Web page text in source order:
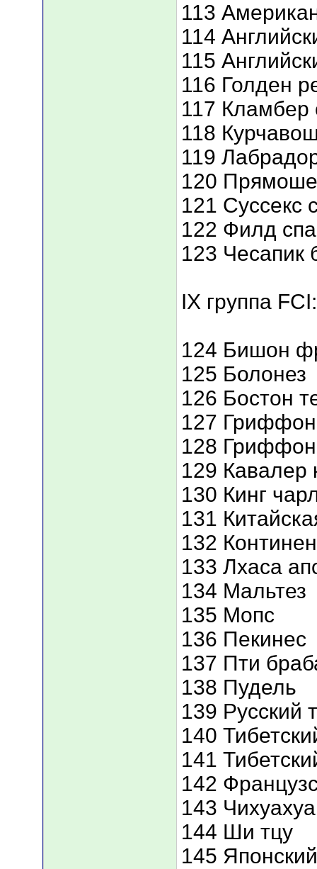
113
114
115
116 Голден
117 Кламбер
118
119
120
121 Суссекс
122 Филд
123 Чесапик
IX группа FCI:
124 Бишон
125 Болонез
126 Бостон
127 Гриффон
128
129 Кавалер
130 Кинг
131
132
133 Лхаса
134 Мальтез
135 Мопс
136 Пекинес
137 Пти
138 Пудель
139 Русский
140
141
142
143 Чихуахуа
144 Ши тцу
145